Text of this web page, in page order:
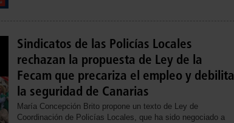
Sindicatos de las Policías Locales
rechazan la propuesta de Ley de la
Fecam que precariza el empleo y debilita
la seguridad de Canarias
María Concepción Brito propone un texto de Ley de
Coordinación de Policías Locales, que ha sido negociado a